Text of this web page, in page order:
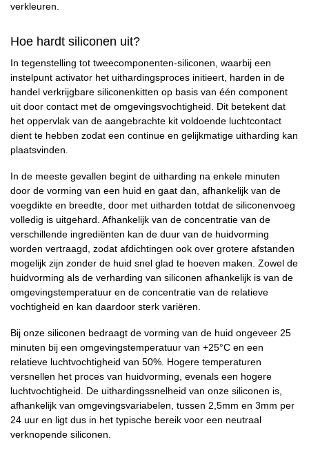
verkleuren.
Hoe hardt siliconen uit?
In tegenstelling tot tweecomponenten-siliconen, waarbij een
instelpunt activator het uithardingsproces initieert, harden in de
handel verkrijgbare siliconenkitten op basis van één component
uit door contact met de omgevingsvochtigheid. Dit betekent dat
het oppervlak van de aangebrachte kit voldoende luchtcontact
dient te hebben zodat een continue en gelijkmatige uitharding kan
plaatsvinden.
In de meeste gevallen begint de uitharding na enkele minuten
door de vorming van een huid en gaat dan, afhankelijk van de
voegdikte en breedte, door met uitharden totdat de siliconenvoeg
volledig is uitgehard. Afhankelijk van de concentratie van de
verschillende ingrediënten kan de duur van de huidvorming
worden vertraagd, zodat afdichtingen ook over grotere afstanden
mogelijk zijn zonder de huid snel glad te hoeven maken. Zowel de
huidvorming als de verharding van siliconen afhankelijk is van de
omgevingstemperatuur en de concentratie van de relatieve
vochtigheid en kan daardoor sterk variëren.
Bij onze siliconen bedraagt de vorming van de huid ongeveer 25
minuten bij een omgevingstemperatuur van +25°C en een
relatieve luchtvochtigheid van 50%. Hogere temperaturen
versnellen het proces van huidvorming, evenals een hogere
luchtvochtigheid. De uithardingssnelheid van onze siliconen is,
afhankelijk van omgevingsvariabelen, tussen 2,5mm en 3mm per
24 uur en ligt dus in het typische bereik voor een neutraal
verknopende siliconen.